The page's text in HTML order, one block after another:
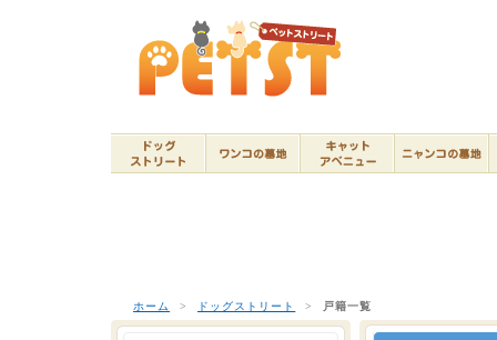
ホーム > ドッグストリート > 戸籍一覧